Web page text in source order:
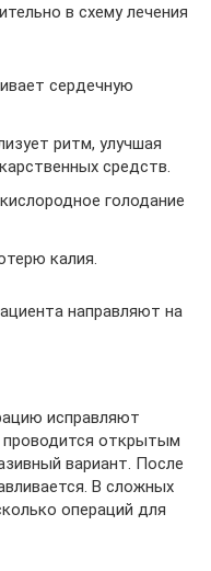
в схему лечения
сердечную
ритм, улучшая
средств.
голодание
калия.
направляют на
исправляют
проводится открытым
вариант. После
В сложных
операций для